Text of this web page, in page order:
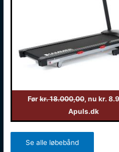
Førkr. 18.000,00, nu kr.
Apuls.dk
Se alle løbebånd